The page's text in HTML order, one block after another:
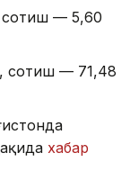
сотиш — 5,60
сотиш — 71,48
хабар